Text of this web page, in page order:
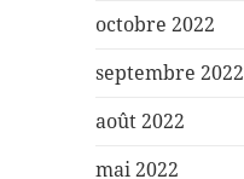
octobre 2022
septembre 2022
août 2022
mai 2022